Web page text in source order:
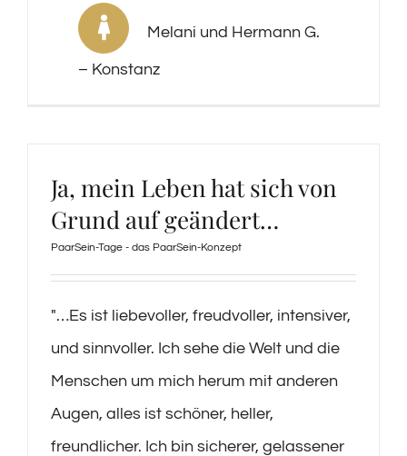
Melani und Hermann G.
– Konstanz
Ja, mein Leben hat sich von
Grund auf geändert…
PaarSein-Tage - das PaarSein-Konzept
″…Es ist liebevoller, freudvoller, intensiver,
und sinnvoller. Ich sehe die Welt und die
Menschen um mich herum mit anderen
Augen, alles ist schöner, heller,
freundlicher. Ich bin sicherer, gelassener